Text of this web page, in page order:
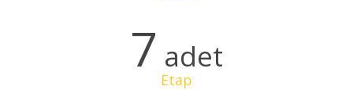
7 adet
Etap